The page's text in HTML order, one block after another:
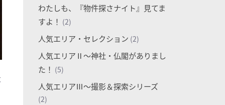
わたしも、『物件探さナイト』見てま
すよ！ (2)
人気エリア・セレクション (2)
人気エリアⅡ～神社・仏閣がありまし
た！ (5)
人気エリアⅢ〜撮影＆探索シリーズ
(2)